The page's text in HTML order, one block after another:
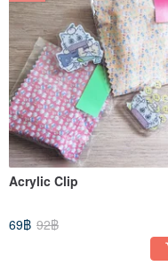
Acrylic Clip
69฿ 92฿